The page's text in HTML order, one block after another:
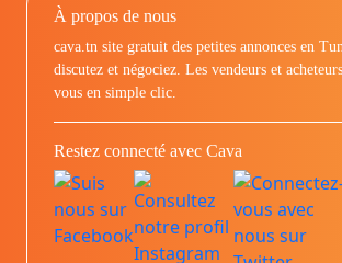
À propos de nous
cava.tn site gratuit des petites annonces en
discutez et négociez. Les vendeurs et
vous en simple clic.
Restez connecté avec Cava